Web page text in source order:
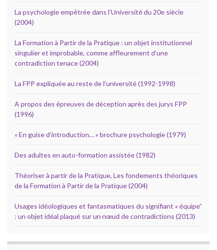
La psychologie empêtrée dans l’Université du 20e siècle
(2004)
La Formation à Partir de la Pratique : un objet institutionnel
singulier et improbable, comme affleurement d’une
contradiction tenace (2004)
La FPP expliquée au reste de l’université (1992-1998)
A propos des épreuves de déception après des jurys FPP
(1996)
« En guise d’introduction… » brochure psychologie (1979)
Des adultes en auto-formation assistée (1982)
Théoriser à partir de la Pratique, Les fondements théoriques
de la Formation à Partir de la Pratique (2004)
Usages idéologiques et fantasmatiques du signifiant « équipe”
: un objet idéal plaqué sur un nœud de contradictions (2013)